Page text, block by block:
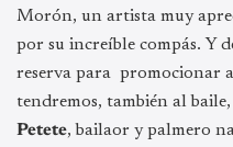
Morón, un artista muy
por su increíble compás. Y
reserva para promocionar
tendremos, también al
Petete, bailaor y palmero